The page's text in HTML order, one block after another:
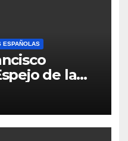
ESPAÑOLAS
de la